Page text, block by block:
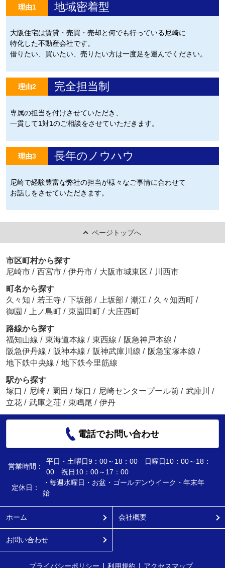
理由1 地域密着型
大阪住宅は賃貸・売買・売却と何でも行っている尼崎に
特化した不動産会社です。
借りたい、買いたい、売りたい方は一度足を運んでください。
理由2 完全担当制
専属の担当を付けさせていただき、
一貫して1対1のご相談をさせていただきます。
理由3 長年のノウハウ
尼崎で経験豊富な弊社の担当が様々なご事情に合わせて
お話しをさせていただきます。
ページトップへ
市区町村から探す
尼崎市 / 西宮市 / 伊丹市 / 大阪市城東区 / 川西市
町名から探す
久々知 / 若王寺 / 下坂部 / 上坂部 / 潮江 / 久々知西町 /
御園 / 上ノ島町 / 東園田町 / 大庄西町
路線から探す
福知山線 / 東海道本線 / 東西線 / 阪急神戸本線 /
阪急伊丹線 / 阪神本線 / 阪神武庫川線 / 阪急宝塚本線 /
地下鉄中央線 / 地下鉄今里筋線
駅から探す
塚口 / 尼崎 / 園田 / 塚口 / 尼崎センタープール前 / 武庫川
/
立花 / 武庫之荘 / 東鳴尾 / 伊丹
電話でお問い合わせ
営業時間：
平日・土曜日9：00～18：00 日曜日10：00～18：
00 祝日10：00～17：00
定休日：
・毎週水曜日・お盆・ゴールデンウイーク・年末年
始
ホーム 会社概要
お問い合わせ
プライバシーポリシー 利用規約 アクセスマップ